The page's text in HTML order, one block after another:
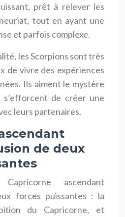
prêt à relever les
tout en ayant une
et parfois complexe.
les Scorpions sont très
de vivre des expériences
Ils aiment le mystère
de créer une
leurs partenaires.
de deux
ascendant
forces puissantes : la
du Capricorne, et